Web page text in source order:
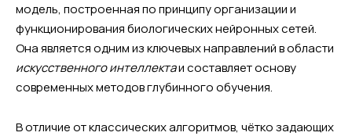
модель, построенная по принципу организации и
функционирования биологических нейронных сетей.
Она является одним из ключевых направлений в области
искусственного интеллектаи составляет основу
современных методов глубинного обучения.
В отличие от классических алгоритмов, чётко задающих